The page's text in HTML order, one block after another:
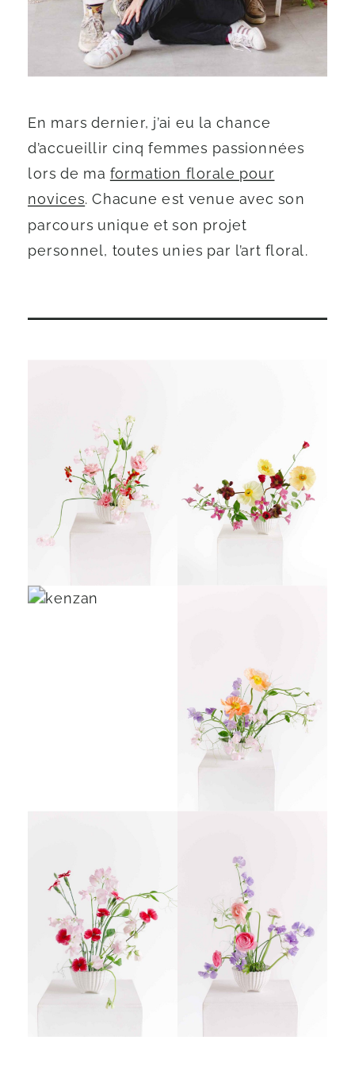
En mars dernier, j’ai eu la chance
d’accueillir cinq femmes passionnées
lors de ma formation florale pour
novices. Chacune est venue avec son
parcours unique et son projet
personnel, toutes unies par l’art floral.